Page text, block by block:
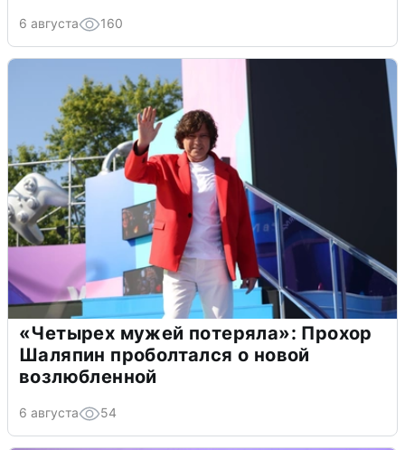
6 августа 160
«Четырех мужей потеряла»: Прохор
Шаляпин проболтался о новой
возлюбленной
6 августа 54